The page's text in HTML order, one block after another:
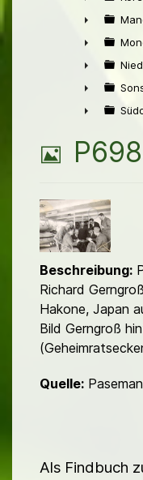
►
►
►
►
►
B
l
d
Beschreibung:
Richard
Hakone, Japan
Bild Gerngroß
Quelle:
Als Findbuch